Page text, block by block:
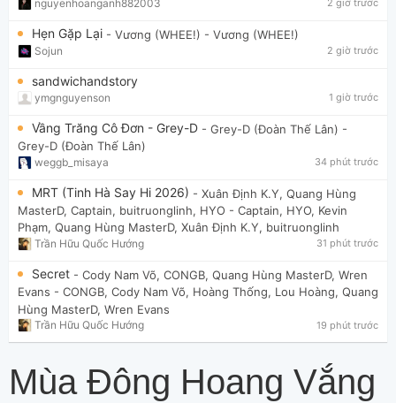
nguyenhoanganh882003 2 giờ trước
Hẹn Gặp Lại - Vương (WHEE!) - Vương (WHEE!)
Sojun 2 giờ trước
sandwichandstory
ymgnguyenson 1 giờ trước
Vầng Trăng Cô Đơn - Grey-D - Grey-D (Đoàn Thế Lân) -
Grey-D (Đoàn Thế Lân)
weggb_misaya 34 phút trước
MRT (Tinh Hà Say Hi 2026) - Xuân Định K.Y, Quang Hùng
MasterD, Captain, buitruonglinh, HYO - Captain, HYO, Kevin
Phạm, Quang Hùng MasterD, Xuân Định K.Y, buitruonglinh
Trần Hữu Quốc Hướng 31 phút trước
Secret - Cody Nam Võ, CONGB, Quang Hùng MasterD, Wren
Evans - CONGB, Cody Nam Võ, Hoàng Thống, Lou Hoàng, Quang
Hùng MasterD, Wren Evans
Trần Hữu Quốc Hướng 19 phút trước
Mùa Đông Hoang Vắng